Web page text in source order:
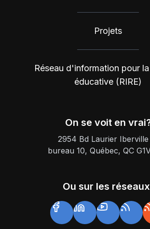
Projets
Réseau d'information pour
éducative (RIRE)
On se voit en
2954 Bd Laurier
bureau 10, Québec, QC
Ou sur les